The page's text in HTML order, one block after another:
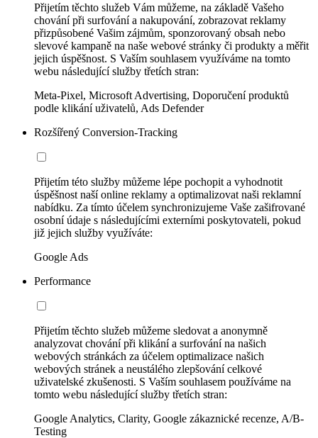
Přijetím těchto služeb Vám můžeme, na základě Vašeho
chování při surfování a nakupování, zobrazovat reklamy
přizpůsobené Vašim zájmům, sponzorovaný obsah nebo
slevové kampaně na naše webové stránky či produkty a měřit
jejich úspěšnost. S Vaším souhlasem využíváme na tomto
webu následující služby třetích stran:
Meta-Pixel, Microsoft Advertising, Doporučení produktů
podle klikání uživatelů, Ads Defender
Rozšířený Conversion-Tracking
Přijetím této služby můžeme lépe pochopit a vyhodnotit
úspěšnost naší online reklamy a optimalizovat naši reklamní
nabídku. Za tímto účelem synchronizujeme Vaše zašifrované
osobní údaje s následujícími externími poskytovateli, pokud
již jejich služby využíváte:
Google Ads
Performance
Přijetím těchto služeb můžeme sledovat a anonymně
analyzovat chování při klikání a surfování na našich
webových stránkách za účelem optimalizace našich
webových stránek a neustálého zlepšování celkové
uživatelské zkušenosti. S Vaším souhlasem používáme na
tomto webu následující služby třetích stran:
Google Analytics, Clarity, Google zákaznické recenze, A/B-
Testing